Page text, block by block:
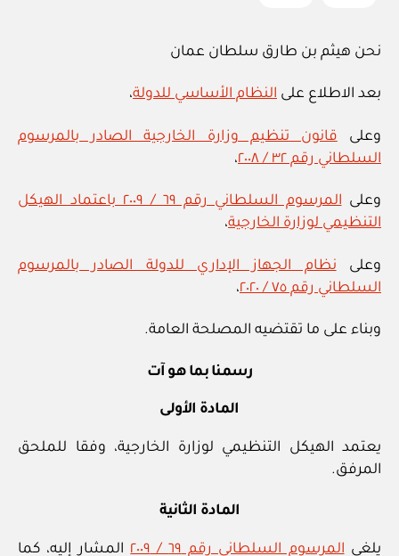
نحن هيثم بن طارق سلطان عمان
بعد الاطلاع على النظام الأساسي للدولة،
وعلى قانون تنظيم وزارة الخارجية الصادر بالمرسوم
السلطاني رقم ٣٢ / ٢٠٠٨
،
وعلى
المرسوم السلطاني رقم ٦٩ / ٢٠٠٩ باعتماد الهيكل
التنظيمي لوزارة الخارجية،
وعلى نظام الجهاز الإداري للدولة الصادر بالمرسوم
السلطاني رقم ٧٥ / ٢٠٢٠
،
وبناء على ما تقتضيه المصلحة العامة.
رسمنا بما هو آت
المادة الأولى
يعتمد الهيكل التنظيمي لوزارة الخارجية، وفقا للملحق
المرفق.
المادة الثانية
يلغىالمرسوم السلطاني رقم ٦٩ / ٢٠٠٩
المشار إليه، كما